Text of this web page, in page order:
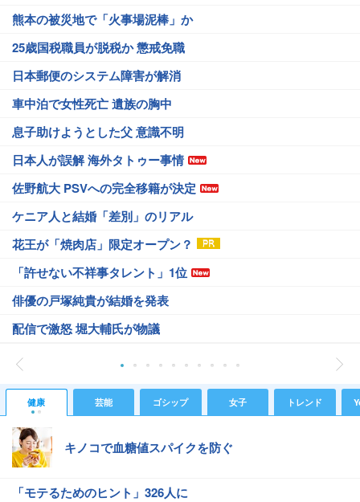
熊本の被災地で「火事場泥棒」か
25歳国税職員が脱税か 懲戒免職
日本郵便のシステム障害が解消
車中泊で女性死亡 遺族の胸中
息子助けようとした父 意識不明
日本人が誤解 海外タトゥー事情
佐野航大 PSVへの完全移籍が決定
ケニア人と結婚「差別」のリアル
花王が「焼肉店」限定オープン？
「許せない不祥事タレント」1位
俳優の戸塚純貴が結婚を発表
配信で激怒 堀大輔氏が物議
健康 芸能 ゴシップ 女子 トレンド
キノコで血糖値スパイクを防ぐ
「モテるためのヒント」326人に